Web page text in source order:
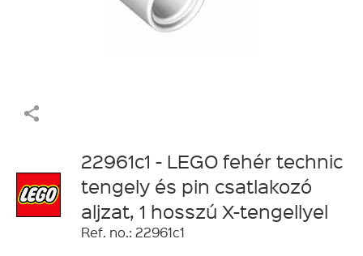
22961c1 - LEGO fehér technic
tengely és pin csatlakozó
aljzat, 1 hosszú X-tengellyel
Ref. no.: 22961c1